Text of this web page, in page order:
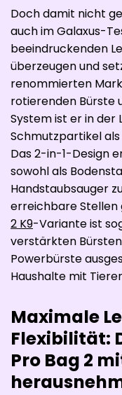
Doch damit nicht
auch im Galaxus-
beeindruckenden
überzeugen und
renommierten
rotierenden Bürste
System ist er in der
Schmutzpartikel
Das 2-in-1-Design
sowohl als
Handstaubsauger
erreichbare Stellen
2 K9-Variante ist
verstärkten
Powerbürste
Haushalte mit
Maximale
Flexibilität:
Pro Bag 2